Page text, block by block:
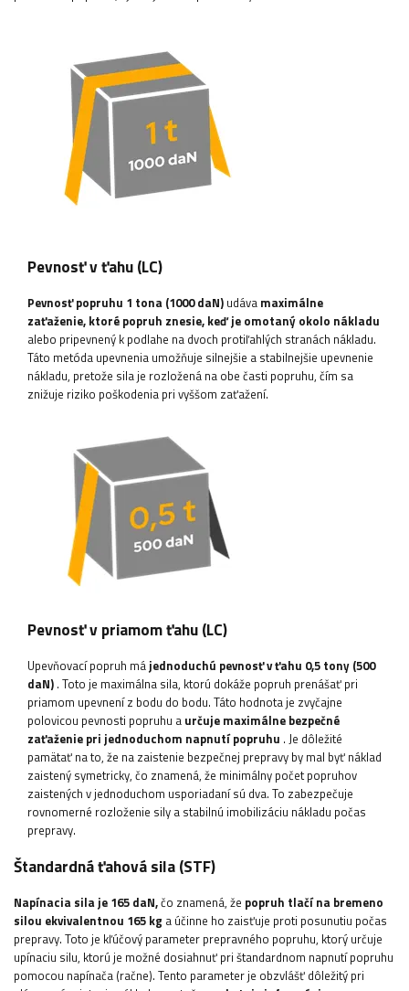
Pevnosť v ťahu (LC)
Pevnosť popruhu 1 tona (1000 daN) udáva maximálne
zaťaženie, ktoré popruh znesie, keď je omotaný okolo nákladu
alebo pripevnený k podlahe na dvoch protiľahlých stranách nákladu.
Táto metóda upevnenia umožňuje silnejšie a stabilnejšie upevnenie
nákladu, pretože sila je rozložená na obe časti popruhu, čím sa
znižuje riziko poškodenia pri vyššom zaťažení.
Pevnosť v priamom ťahu (LC)
Upevňovací popruh májednoduchú pevnosť v ťahu 0,5 tony (500
daN) . Toto je maximálna sila, ktorú dokáže popruh prenášať pri
priamom upevnení z bodu do bodu. Táto hodnota je zvyčajne
polovicou pevnosti popruhu a určuje maximálne bezpečné
zaťaženie pri jednoduchom napnutí popruhu . Je dôležité
pamätať na to, že na zaistenie bezpečnej prepravy by mal byť náklad
zaistený symetricky, čo znamená, že minimálny počet popruhov
zaistených v jednoduchom usporiadaní sú dva. To zabezpečuje
rovnomerné rozloženie sily a stabilnú imobilizáciu nákladu počas
prepravy.
Štandardná ťahová sila (STF)
Napínacia sila je 165 daN,čo znamená, že popruh tlačí na bremeno
silou ekvivalentnou 165 kg a účinne ho zaisťuje proti posunutiu počas
prepravy. Toto je kľúčový parameter prepravného popruhu, ktorý určuje
upínaciu silu, ktorú je možné dosiahnuť pri štandardnom napnutí popruhu
pomocou napínača (račne). Tento parameter je obzvlášť dôležitý pri